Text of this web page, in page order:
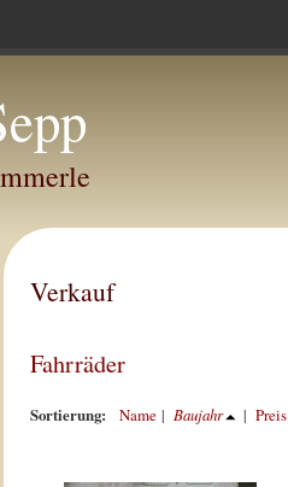
Verkauf
Fahrräder
Sortierung: Name| Baujahr | Preis